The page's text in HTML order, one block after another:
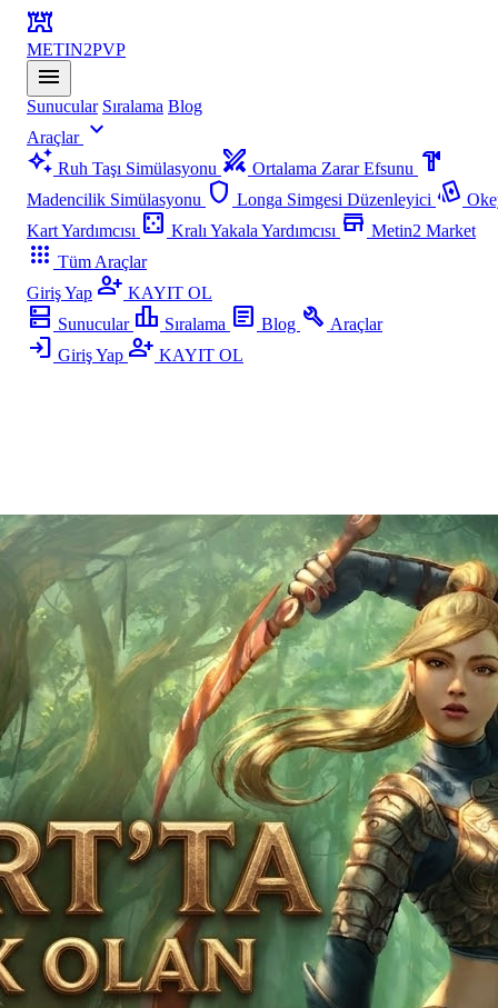
fort
METIN2PVP
menu
Sunucular Sıralama Blog
Araçlar expand_more
auto_awesome Ruh Taşı Simülasyonu swords Ortalama Zarar Efsunu hardware
Madencilik Simülasyonu shield Longa Simgesi Düzenleyici playing_cards
Kart Yardımcısı casino Kralı Yakala Yardımcısı store Metin2 Market
apps Tüm Araçlar
Giriş Yap person_add KAYIT OL
dns Sunucular leaderboard Sıralama article Blog build Araçlar
login Giriş Yap person_add KAYIT OL